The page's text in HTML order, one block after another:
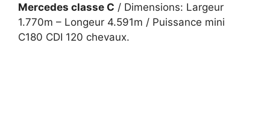
Mercedes classe C / Dimensions: Largeur
1.770m – Longeur 4.591m / Puissance mini
C180 CDI 120 chevaux.